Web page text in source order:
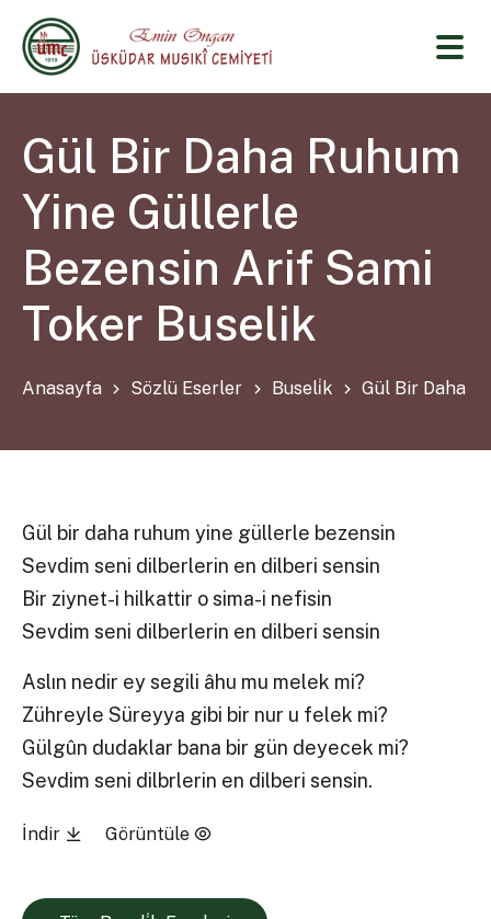
Gül Bir Daha Ruhum
Yine Güllerle
Bezensin Arif Sami
Toker Buselik
Anasayfa Sözlü Eserler Buseli̇k Gül Bir Daha
Gül bir daha ruhum yine güllerle bezensin
Sevdim seni dilberlerin en dilberi sensin
Bir ziynet-i hilkattir o sima-i nefisin
Sevdim seni dilberlerin en dilberi sensin
Aslın nedir ey segili âhu mu melek mi?
Zühreyle Süreyya gibi bir nur u felek mi?
Gülgûn dudaklar bana bir gün deyecek mi?
Sevdim seni dilbrlerin en dilberi sensin.
İndir Görüntüle